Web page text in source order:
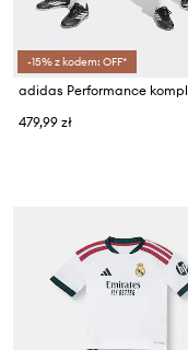
-15% z kodem: OFF*
479,99 zł